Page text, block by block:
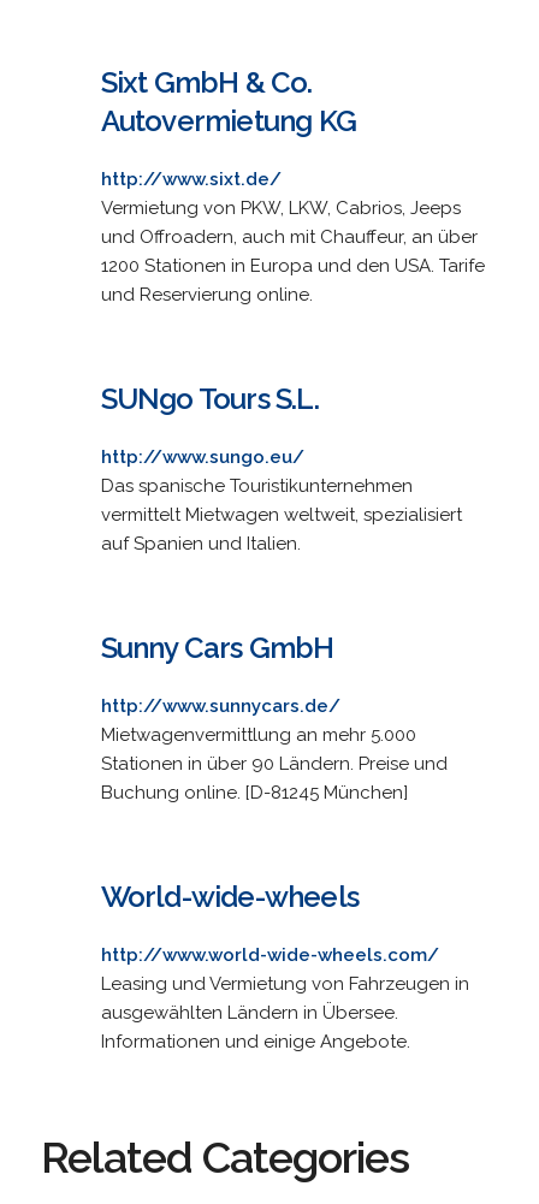
Sixt GmbH & Co.
Autovermietung KG
http://www.sixt.de/
Vermietung von PKW, LKW, Cabrios, Jeeps
und Offroadern, auch mit Chauffeur, an über
1200 Stationen in Europa und den USA. Tarife
und Reservierung online.
SUNgo Tours S.L.
http://www.sungo.eu/
Das spanische Touristikunternehmen
vermittelt Mietwagen weltweit, spezialisiert
auf Spanien und Italien.
Sunny Cars GmbH
http://www.sunnycars.de/
Mietwagenvermittlung an mehr 5.000
Stationen in über 90 Ländern. Preise und
Buchung online. [D-81245 München]
World-wide-wheels
http://www.world-wide-wheels.com/
Leasing und Vermietung von Fahrzeugen in
ausgewählten Ländern in Übersee.
Informationen und einige Angebote.
Related Categories